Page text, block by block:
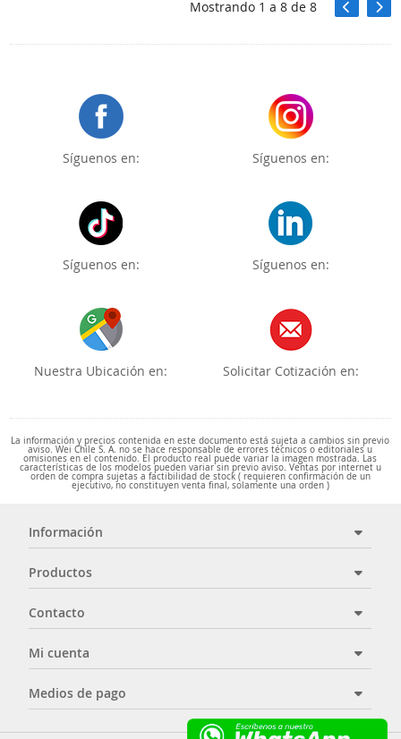
Mostrando 1 a 8de 8
Síguenos en: Síguenos en:
Síguenos en: Síguenos en:
Nuestra Ubicación en: Solicitar Cotización en:
La información y precios contenida en este documento está sujeta a cambios sin previo
aviso. Wei Chile S. A. no se hace responsable de errores técnicos o editoriales u
omisiones en el contenido. El producto real puede variar la imagen mostrada. Las
características de los modelos pueden variar sin previo aviso. Ventas por internet u
orden de compra sujetas a factibilidad de stock ( requieren confirmación de un
ejecutivo, no constituyen venta final, solamente una orden )
Información
Productos
Contacto
Mi cuenta
Medios de pago